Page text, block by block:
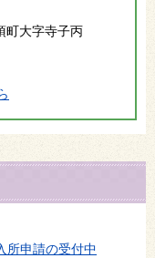
町大字寺子丙
申請の受付中